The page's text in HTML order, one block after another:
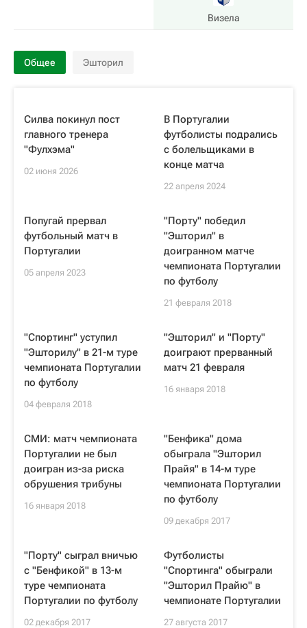
Визела
Общее Эшторил
Силва покинул пост
главного тренера
"Фулхэма"
02 июня 2026
В Португалии
футболисты подрались
с болельщиками в
конце матча
22 апреля 2024
Попугай прервал
футбольный матч в
Португалии
05 апреля 2023
"Порту" победил
"Эшторил" в
доигранном матче
чемпионата Португалии
по футболу
21 февраля 2018
"Спортинг" уступил
"Эшторилу" в 21-м туре
чемпионата Португалии
по футболу
04 февраля 2018
"Эшторил" и "Порту"
доиграют прерванный
матч 21 февраля
16 января 2018
СМИ: матч чемпионата
Португалии не был
доигран из-за риска
обрушения трибуны
16 января 2018
"Бенфика" дома
обыграла "Эшторил
Прайя" в 14-м туре
чемпионата Португалии
по футболу
09 декабря 2017
"Порту" сыграл вничью
с "Бенфикой" в 13-м
туре чемпионата
Португалии по футболу
02 декабря 2017
Футболисты
"Спортинга" обыграли
"Эшторил Прайю" в
чемпионате Португалии
27 августа 2017